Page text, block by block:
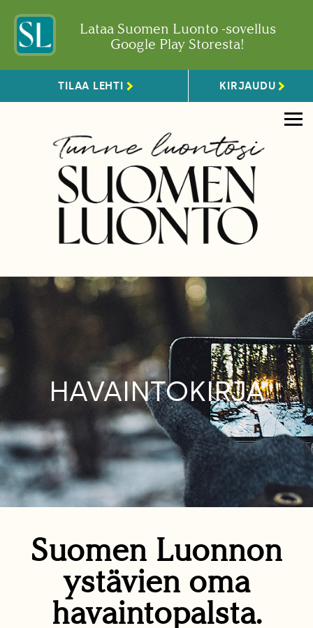
Lataa Suomen Luonto -sovellus
Google Play Storesta!
TILAA LEHTI KIRJAUDU
HAVAINTOKIRJA
Suomen Luonnon
ystävien oma
havaintopalsta.